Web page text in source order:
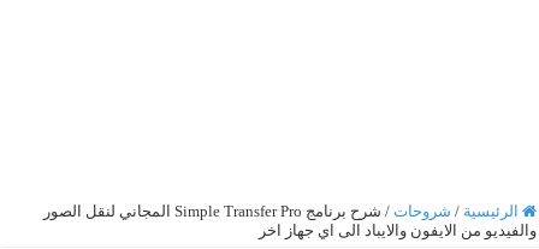
الرئيسية / شروحات /
شرح برنامج Simple Transfer Pro المجاني لنقل الصور
والفيديو من الايفون والايباد الى اي جهاز اخر